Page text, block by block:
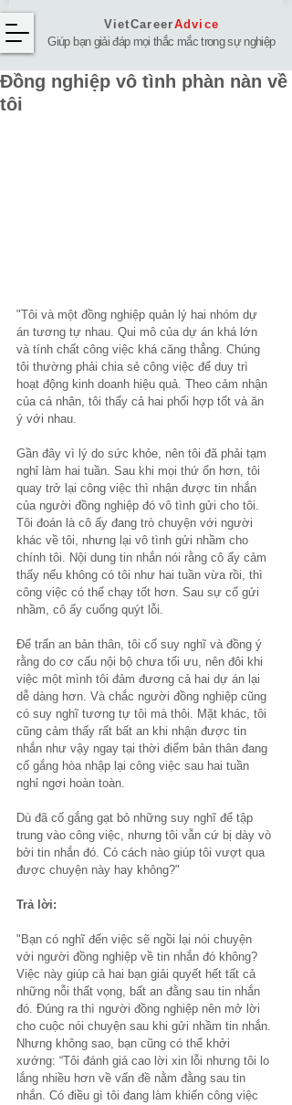
VietCareerAdvice
Giúp bạn giải đáp mọi thắc mắc trong sự nghiệp
Đồng nghiệp vô tình phàn nàn về
tôi
"Tôi và một đồng nghiệp quản lý hai nhóm dự
án tương tự nhau. Qui mô của dự án khá lớn
và tính chất công việc khá căng thẳng. Chúng
tôi thường phải chia sẻ công việc để duy trì
hoạt động kinh doanh hiệu quả. Theo cảm nhận
của cá nhân, tôi thấy cả hai phối hợp tốt và ăn
ý với nhau.
Gần đây vì lý do sức khỏe, nên tôi đã phải tạm
nghỉ làm hai tuần. Sau khi mọi thứ ổn hơn, tôi
quay trở lại công việc thì nhận được tin nhắn
của người đồng nghiệp đó vô tình gửi cho tôi.
Tôi đoán là cô ấy đang trò chuyện với người
khác về tôi, nhưng lại vô tình gửi nhầm cho
chính tôi. Nội dung tin nhắn nói rằng cô ấy cảm
thấy nếu không có tôi như hai tuần vừa rồi, thì
công việc có thể chạy tốt hơn. Sau sự cố gửi
nhầm, cô ấy cuống quýt lỗi.
Để trấn an bản thân, tôi cố suy nghĩ và đồng ý
rằng do cơ cấu nội bộ chưa tối ưu, nên đôi khi
việc một mình tôi đảm đương cả hai dự án lại
dễ dàng hơn. Và chắc người đồng nghiệp cũng
có suy nghĩ tương tự tôi mà thôi. Mặt khác, tôi
cũng cảm thấy rất bất an khi nhận được tin
nhắn như vậy ngay tại thời điểm bản thân đang
cố gắng hòa nhập lại công việc sau hai tuần
nghỉ ngơi hoàn toàn.
Dù đã cố gắng gạt bỏ những suy nghĩ để tập
trung vào công việc, nhưng tôi vẫn cứ bị dày vò
bởi tin nhắn đó. Có cách nào giúp tôi vượt qua
được chuyện này hay không?"
Trả lời:
"Bạn có nghĩ đến việc sẽ ngồi lại nói chuyện
với người đồng nghiệp về tin nhắn đó không?
Việc này giúp cả hai bạn giải quyết hết tất cả
những nỗi thất vọng, bất an đằng sau tin nhắn
đó. Đúng ra thì người đồng nghiệp nên mở lời
cho cuộc nói chuyện sau khi gửi nhầm tin nhắn.
Nhưng không sao, bạn cũng có thể khởi
xướng: “Tôi đánh giá cao lời xin lỗi nhưng tôi lo
lắng nhiều hơn về vấn đề nằm đằng sau tin
nhắn. Có điều gì tôi đang làm khiến công việc